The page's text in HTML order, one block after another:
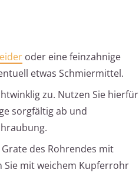
oder eine feinzahnige
etwas Schmiermittel.
zu. Nutzen Sie hierfür
sorgfältig ab und
des Rohrendes mit
Sie mit weichem Kupferrohr